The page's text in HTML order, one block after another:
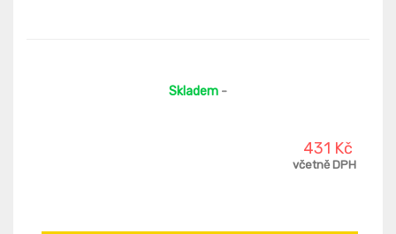
Skladem -
431 Kč
včetně DPH